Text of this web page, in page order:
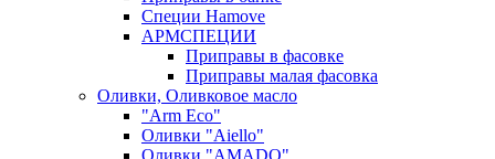
Специи Hamove
АРМСПЕЦИИ
Приправы в фасовке
Приправы малая фасовка
Оливки, Оливковое масло
"Arm Eco"
Оливки "Aiello"
Оливки "AMADO"